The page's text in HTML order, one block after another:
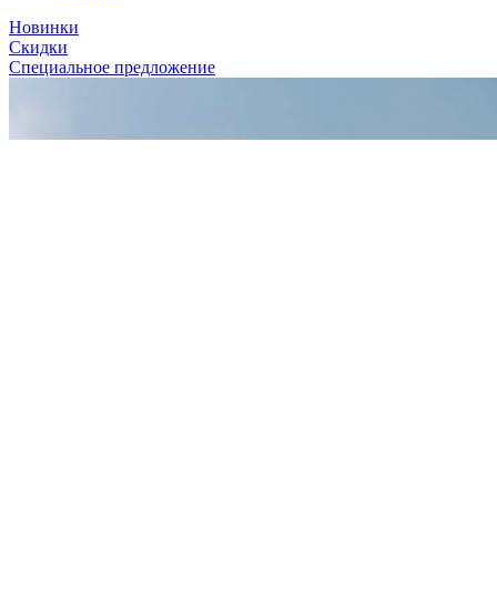
Новинки
Скидки
Специальное предложение